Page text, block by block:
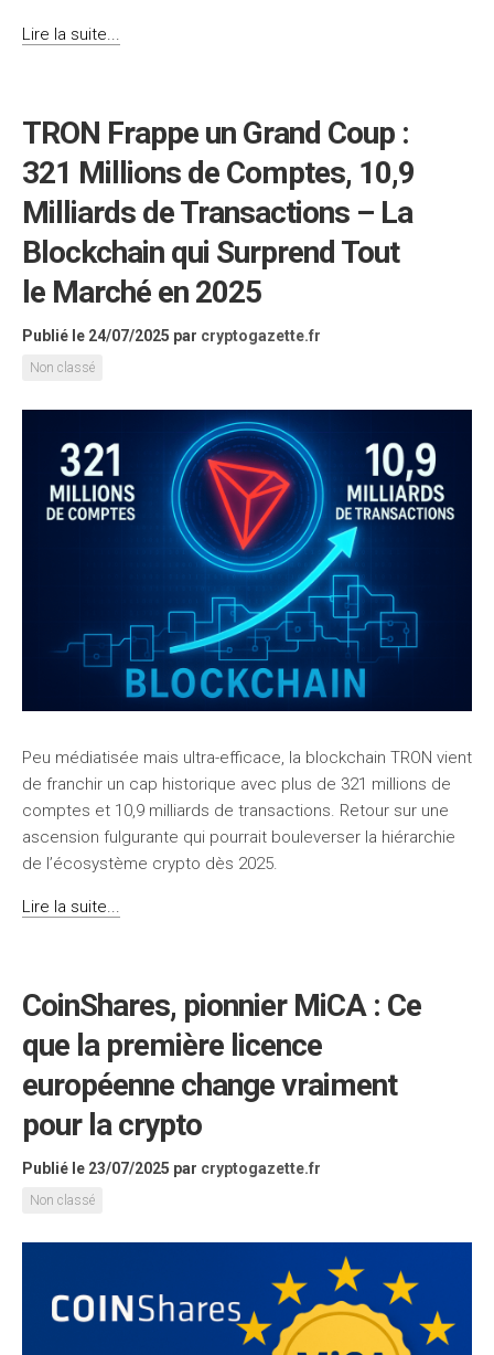
Lire la suite...
TRON Frappe un Grand Coup :
321 Millions de Comptes, 10,9
Milliards de Transactions – La
Blockchain qui Surprend Tout
le Marché en 2025
Publié le 24/07/2025 par cryptogazette.fr
Non classé
Peu médiatisée mais ultra-efficace, la blockchain TRON vient
de franchir un cap historique avec plus de 321 millions de
comptes et 10,9 milliards de transactions. Retour sur une
ascension fulgurante qui pourrait bouleverser la hiérarchie
de l’écosystème crypto dès 2025.
Lire la suite...
CoinShares, pionnier MiCA : Ce
que la première licence
européenne change vraiment
pour la crypto
Publié le 23/07/2025 par cryptogazette.fr
Non classé